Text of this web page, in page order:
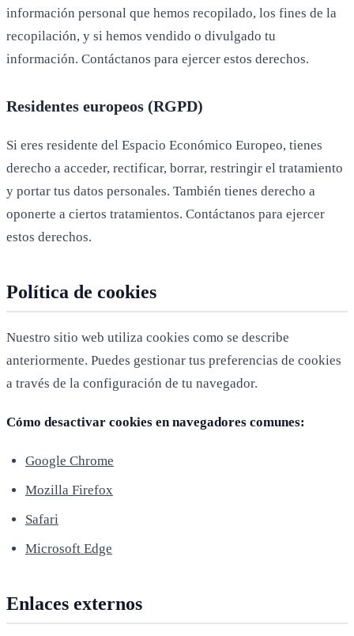
información personal que hemos recopilado, los fines de la
recopilación, y si hemos vendido o divulgado tu
información. Contáctanos para ejercer estos derechos.
Residentes europeos (RGPD)
Si eres residente del Espacio Económico Europeo, tienes
derecho a acceder, rectificar, borrar, restringir el tratamiento
y portar tus datos personales. También tienes derecho a
oponerte a ciertos tratamientos. Contáctanos para ejercer
estos derechos.
Política de cookies
Nuestro sitio web utiliza cookies como se describe
anteriormente. Puedes gestionar tus preferencias de cookies
a través de la configuración de tu navegador.
Cómo desactivar cookies en navegadores comunes:
Google Chrome
Mozilla Firefox
Safari
Microsoft Edge
Enlaces externos